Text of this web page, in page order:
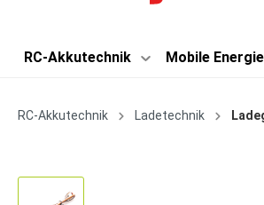
RC-Akkutechnik Mobile Energie
RC-Akkutechnik Ladetechnik